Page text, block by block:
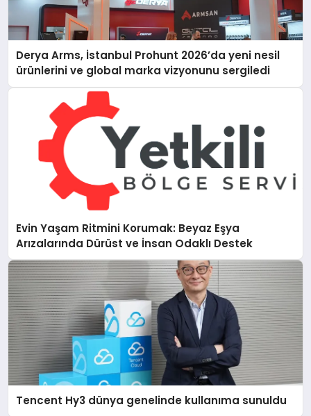
Derya Arms, İstanbul Prohunt 2026’da yeni nesil
ürünlerini ve global marka vizyonunu sergiledi
Evin Yaşam Ritmini Korumak: Beyaz Eşya
Arızalarında Dürüst ve İnsan Odaklı Destek
Tencent Hy3 dünya genelinde kullanıma sunuldu